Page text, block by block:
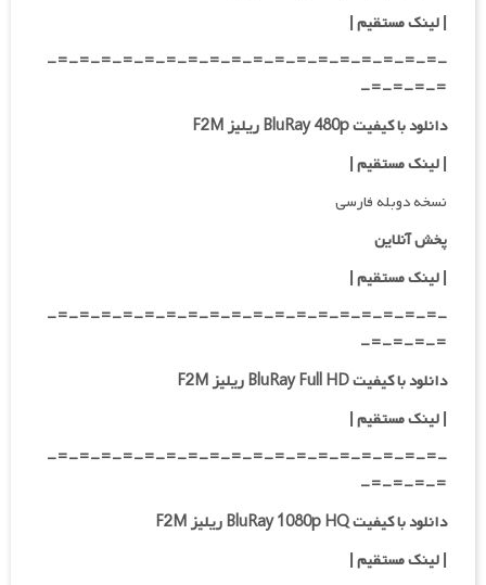
| لینک مستقیم|
-=-=-=-=-=-=-=-=-=-=-=-=-=-=-=-=-=-=-
=-=-=-=-
دانلود با کیفیت BluRay 480p ریلیز F2M
| لینک مستقیم|
نسخه دوبله فارسی
پخش آنلاین
| لینک مستقیم|
-=-=-=-=-=-=-=-=-=-=-=-=-=-=-=-=-=-=-
=-=-=-=-
دانلود با کیفیت BluRay Full HD ریلیز F2M
|لینک مستقیم|
-=-=-=-=-=-=-=-=-=-=-=-=-=-=-=-=-=-=-
=-=-=-=-
دانلود با کیفیت BluRay 1080p HQ ریلیز F2M
|لینک مستقیم|